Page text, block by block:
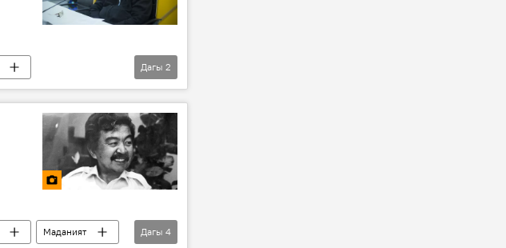
Дагы 2
Маданият
Дагы 4